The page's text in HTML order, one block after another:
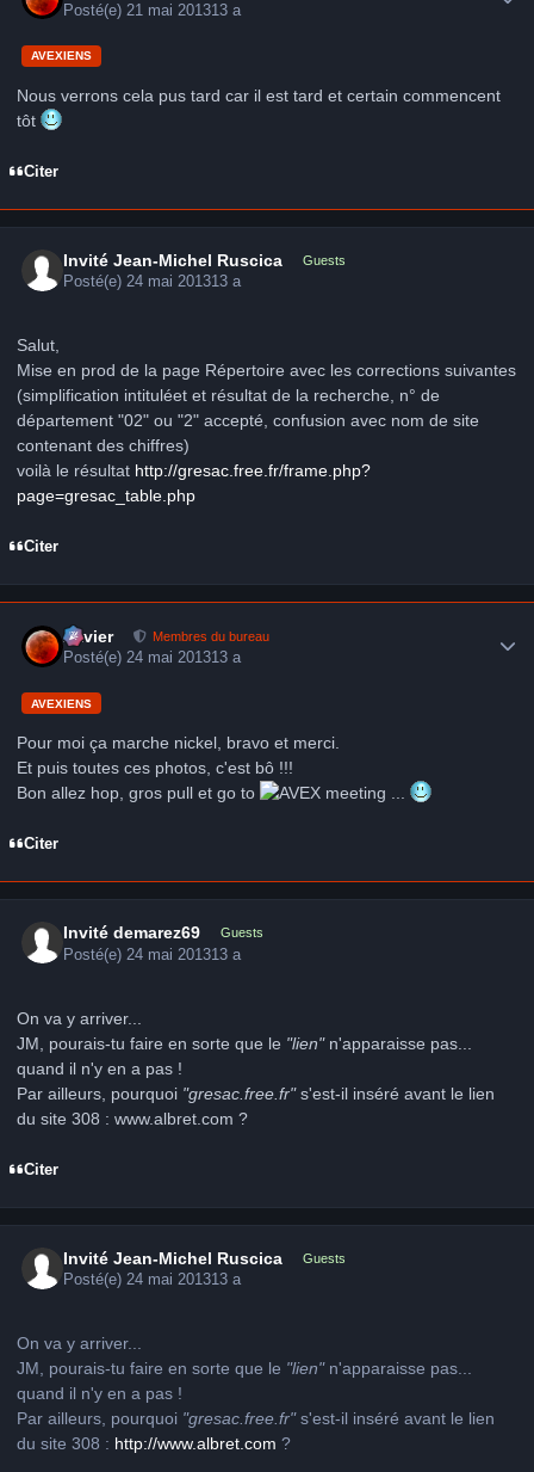
Posté(e) 21 mai 201313 a
AVEXIENS
Nous verrons cela pus tard car il est tard et certain commencent
tôt
Citer
Invité Jean-Michel Ruscica Guests
Posté(e)24 mai 201313 a
Salut,
Mise en prod de la page Répertoire avec les corrections suivantes
(simplification intituléet et résultat de la recherche, n° de
département "02" ou "2" accepté, confusion avec nom de site
contenant des chiffres)
voilà le résultat http://gresac.free.fr/frame.php?
page=gresac_table.php
Citer
Xavier Membres du bureau
Posté(e)24 mai 201313 a
AVEXIENS
Pour moi ça marche nickel, bravo et merci.
Et puis toutes ces photos, c'est bô !!!
Bon allez hop, gros pull et go to
meeting ...
Citer
Invité demarez69 Guests
Posté(e) 24 mai 201313 a
On va y arriver...
JM, pourais-tu faire en sorte que le "lien"n'apparaisse pas...
quand il n'y en a pas !
Par ailleurs, pourquoi "gresac.free.fr"s'est-il inséré avant le lien
du site 308 : www.albret.com ?
Citer
Invité Jean-Michel Ruscica Guests
Posté(e)24 mai 201313 a
On va y arriver...
JM, pourais-tu faire en sorte que le "lien"n'apparaisse pas...
quand il n'y en a pas !
Par ailleurs, pourquoi "gresac.free.fr"s'est-il inséré avant le lien
du site 308 : http://www.albret.com ?